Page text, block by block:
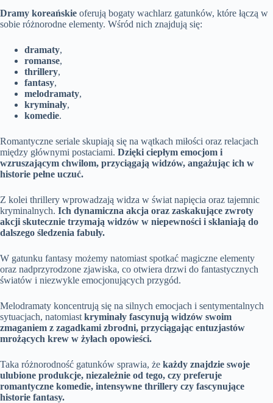
Dramy koreańskie oferują bogaty wachlarz gatunków, które łączą w
sobie różnorodne elementy. Wśród nich znajdują się:
dramaty,
romanse,
thrillery,
fantasy,
melodramaty,
kryminały,
komedie.
Romantyczne seriale skupiają się na wątkach miłości oraz relacjach
między głównymi postaciami. Dzięki ciepłym emocjom i
wzruszającym chwilom, przyciągają widzów, angażując ich w
historie pełne uczuć.
Z kolei thrillery wprowadzają widza w świat napięcia oraz tajemnic
kryminalnych. Ich dynamiczna akcja oraz zaskakujące zwroty
akcji skutecznie trzymają widzów w niepewności i skłaniają do
dalszego śledzenia fabuły.
W gatunku fantasy możemy natomiast spotkać magiczne elementy
oraz nadprzyrodzone zjawiska, co otwiera drzwi do fantastycznych
światów i niezwykle emocjonujących przygód.
Melodramaty koncentrują się na silnych emocjach i sentymentalnych
sytuacjach, natomiast kryminały fascynują widzów swoim
zmaganiem z zagadkami zbrodni, przyciągając entuzjastów
mrożących krew w żyłach opowieści.
Taka różnorodność gatunków sprawia, że każdy znajdzie swoje
ulubione produkcje, niezależnie od tego, czy preferuje
romantyczne komedie, intensywne thrillery czy fascynujące
historie fantasy.